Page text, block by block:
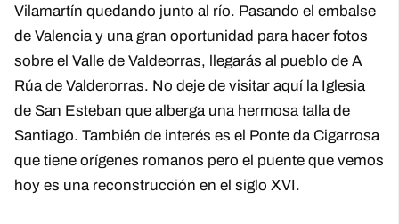
Vilamartín quedando junto al río. Pasando el embalse
de Valencia y una gran oportunidad para hacer fotos
sobre el Valle de Valdeorras, llegarás al pueblo de A
Rúa de Valderorras. No deje de visitar aquí la Iglesia
de San Esteban que alberga una hermosa talla de
Santiago. También de interés es el Ponte da Cigarrosa
que tiene orígenes romanos pero el puente que vemos
hoy es una reconstrucción en el siglo XVI.